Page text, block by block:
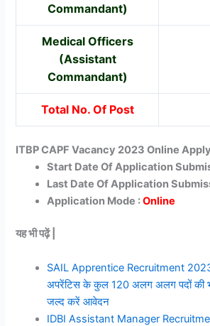
Commandant)
Medical Officers
(Assistant
Commandant)
Total No. Of Post
ITBP CAPF Vacancy 2023 Online
Start Date Of Application
Last Date Of Application
Application Mode :Online
यह भी पढ़ें |
SAIL Apprentice Recruitment
अपरेंटिस के कुल 120 अलग अलग पदों की
जल्द करें आवेदन
IDBI Assistant Manager